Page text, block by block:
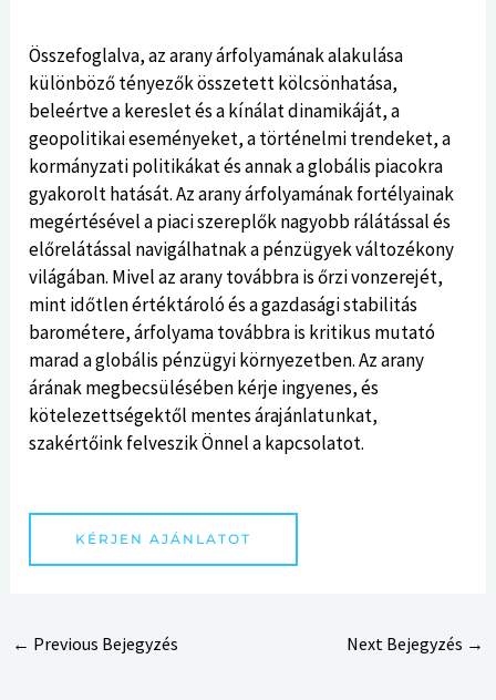
Összefoglalva, az arany árfolyamának alakulása
különböző tényezők összetett kölcsönhatása,
beleértve a kereslet és a kínálat dinamikáját, a
geopolitikai eseményeket, a történelmi trendeket, a
kormányzati politikákat és annak a globális piacokra
gyakorolt ​​hatását. Az arany árfolyamának fortélyainak
megértésével a piaci szereplők nagyobb rálátással és
előrelátással navigálhatnak a pénzügyek változékony
világában. Mivel az arany továbbra is őrzi vonzerejét,
mint időtlen értéktároló és a gazdasági stabilitás
barométere, árfolyama továbbra is kritikus mutató
marad a globális pénzügyi környezetben. Az arany
árának megbecsülésében kérje ingyenes, és
kötelezettségektől mentes árajánlatunkat,
szakértőinkfelveszik Önnel a kapcsolatot.
KÉRJEN AJÁNLATOT
← Previous Bejegyzés Next Bejegyzés →